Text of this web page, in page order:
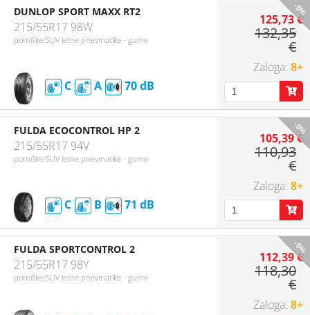
-5%
DUNLOP SPORT MAXX RT2
215/55R17 98W
potniške/SUV letne pnevmatike - gume
C A 70
125,73 €
132,35
€
8+
-5%
FULDA ECOCONTROL HP 2
215/55R17 94V
potniške/SUV letne pnevmatike - gume
C B 71
105,39 €
110,93
€
8+
-5%
FULDA SPORTCONTROL 2
215/55R17 98Y
potniške/SUV letne pnevmatike - gume
112,39 €
118,30
€
8+